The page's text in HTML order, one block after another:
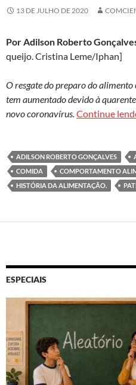
13 DE JULHO DE 2020
Por Adilson Roberto
queijo. Cristina Leme/Iphan]
O resgate do preparo do
tem aumentado devido à
novo coronavírus.Continue
ADILSON ROBERTO GONÇALVES
COMIDA
COMPORTAMENTO
HISTÓRIA DA ALIMENTAÇÃO.
ESPECIAIS